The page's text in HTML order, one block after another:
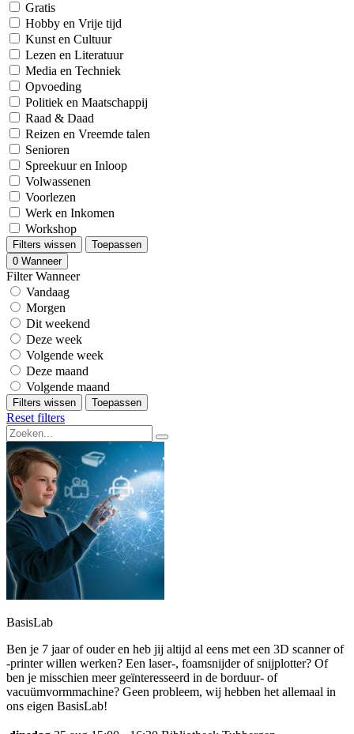
Gratis
Hobby en Vrije tijd
Kunst en Cultuur
Lezen en Literatuur
Media en Techniek
Opvoeding
Politiek en Maatschappij
Raad & Daad
Reizen en Vreemde talen
Senioren
Spreekuur en Inloop
Volwassenen
Voorlezen
Werk en Inkomen
Workshop
Filters wissen
Toepassen
0 Wanneer
Filter Wanneer
Vandaag
Morgen
Dit weekend
Deze week
Volgende week
Deze maand
Volgende maand
Filters wissen Toepassen
Reset filters
BasisLab
Ben je 7 jaar of ouder en heb jij altijd al eens met een 3D scanner of
-printer willen werken? Een laser-, foamsnijder of snijplotter? Of
ben je misschien meer geïnteresseerd in de borduur- of
vacuümvormmachine? Geen probleem, wij hebben het allemaal in
ons eigen BasisLab!